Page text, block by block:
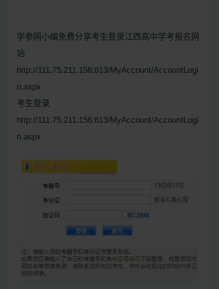
学参网小编免费分享考生登录江西高中学考报名网
站
http://111.75.211.156:813/MyAccount/AccountLogi
n.aspx
考生登录
http://111.75.211.156:813/MyAccount/AccountLogi
n.aspx